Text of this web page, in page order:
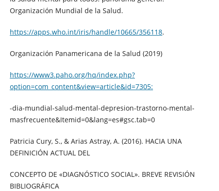
Organización Mundial de la Salud.
https://apps.who.int/iris/handle/10665/356118.
Organización Panamericana de la Salud (2019)
https://www3.paho.org/hq/index.php?
option=com_content&view=article&id=7305:
-dia-mundial-salud-mental-depresion-trastorno-mental-
masfrecuente&Itemid=0&lang=es#gsc.tab=0
Patricia Cury, S., & Arias Astray, A. (2016). HACIA UNA
DEFINICIÓN ACTUAL DEL
CONCEPTO DE «DIAGNÓSTICO SOCIAL». BREVE REVISIÓN
BIBLIOGRÁFICA